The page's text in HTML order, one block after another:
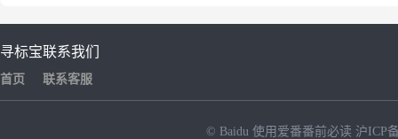
寻标宝
首页
联系我们
联系客服
© Baidu 使用爱番番前必读 沪ICP